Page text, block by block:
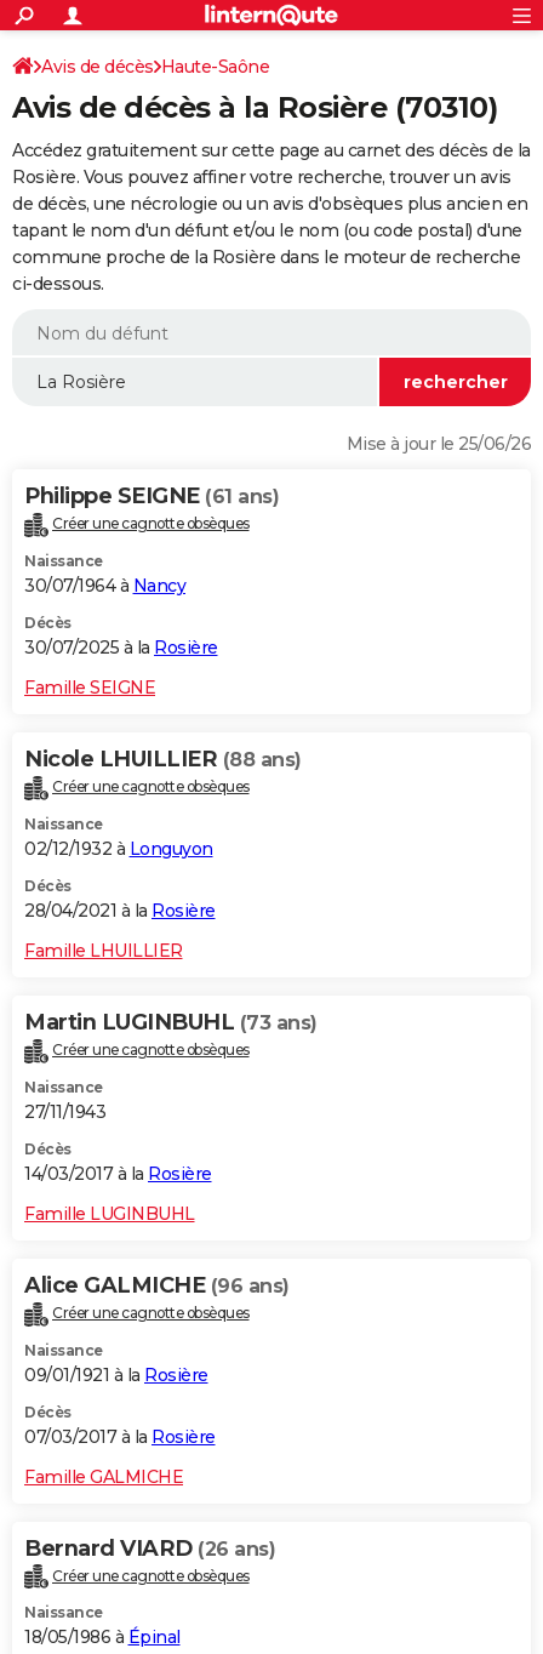
ACTUALITÉS
Politique
Société
Faits Divers
Education
Monde
Villes
+
SPORT
Coupe du monde 2026
Football
Tennis
Cyclisme
Rugby
Forum
Programme TV
TNT
Streaming
Cinéma
Sorties cinéma
Musique
+
FINANCE
Retraite
Epargne
Immobilier
Risques naturels par ville
Assurance
AUTO
Essais
Réserver un essai
Citadines
Berlines
SUV
Forum auto
+HIGH-TECH
BRICOLAGE
WEEK-END
Alimentation
Guide de la santé
Maladies
Médicaments
Sommeil
VOYAGE
Destinations
City break
Voyage nature
Voyage de noces
Forum
Climat
+PHOTO
GUIDES D'ACHAT
Carte de Noël
Carte Bonne année
Carte Saint-Valentin
Carte Pâques
Carte d'anniversaire
DICTIONNAIRE
Dictionnaire
Biographies
Citations
Expressions
Proverbes
PROGRAMME TV
S'inscrire
Se connecter
Lycées
Collèges
Primaires
Universités
Entreprises
Service militaire
Avis de recherche
AVIS DE DÉCÈS
FORUM
Bricolage
Television
S'inscrire
Connexion
Avis de décès Haute-Saône
Avis de décès à la Rosière (70310)
Accédez gratuitement sur cette page au carnet des décès de la
Rosière. Vous pouvez affiner votre recherche, trouver un avis
de décès, une nécrologie ou un avis d'obsèques plus ancien en
tapant le nom d'un défunt et/ou le nom (ou code postal) d'une
commune proche de la Rosière dans le moteur de recherche
ci-dessous.
Mise à jour le 25/06/26
Philippe SEIGNE (61 ans)
Créer une cagnotte obsèques
Naissance
30/07/1964 à Nancy
Décès
30/07/2025 à la Rosière
Famille SEIGNE
Nicole LHUILLIER (88 ans)
Créer une cagnotte obsèques
Naissance
02/12/1932 à Longuyon
Décès
28/04/2021 à la Rosière
Famille LHUILLIER
Martin LUGINBUHL (73 ans)
Créer une cagnotte obsèques
Naissance
27/11/1943
Décès
14/03/2017 à la Rosière
Famille LUGINBUHL
Alice GALMICHE (96 ans)
Créer une cagnotte obsèques
Naissance
09/01/1921 à la Rosière
Décès
07/03/2017 à la Rosière
Famille GALMICHE
Bernard VIARD (26 ans)
Créer une cagnotte obsèques
Naissance
18/05/1986 à Épinal